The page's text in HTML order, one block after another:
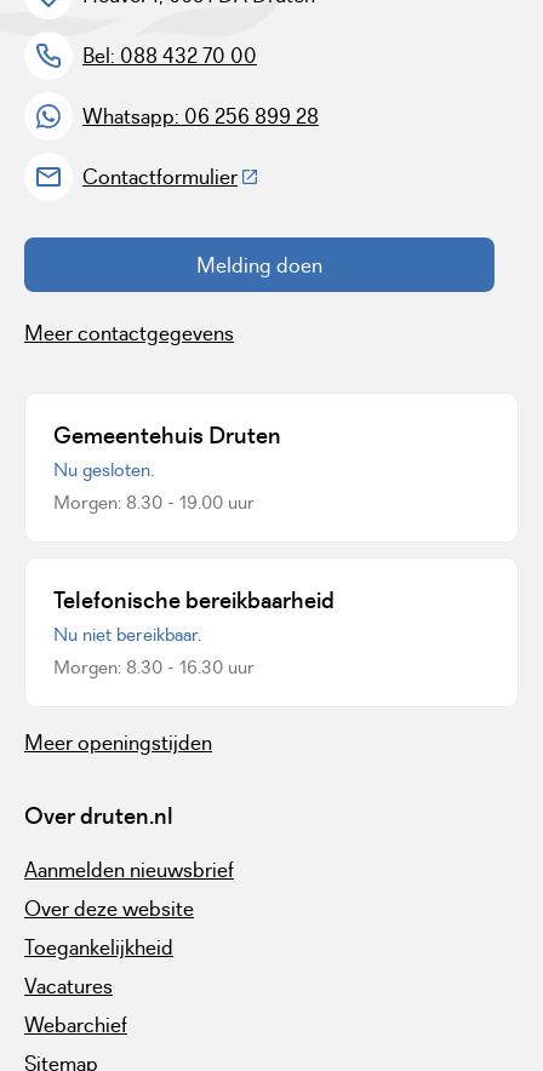
Bel: 088 432 70 00
Whatsapp: 06 256 899 28
Contactformulier(Deze link gaat naar een externe
Melding doen
Meer contactgegevens
Gemeentehuis Druten
Nu gesloten.
Morgen: 8.30 - 19.00 uur
Telefonische bereikbaarheid
Nu niet bereikbaar.
Morgen: 8.30 - 16.30 uur
Meer openingstijden
Over druten.nl
Aanmelden nieuwsbrief
Over deze website
Toegankelijkheid
Vacatures
Webarchief
Sitemap